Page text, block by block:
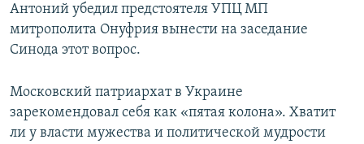
Антоний убедил предстоятеля УПЦ МП
митрополита Онуфрия вынести на заседание
Синода этот вопрос.
Московский патриархат в Украине
зарекомендовал себя как «пятая колона». Хватит
ли у власти мужества и политической мудрости